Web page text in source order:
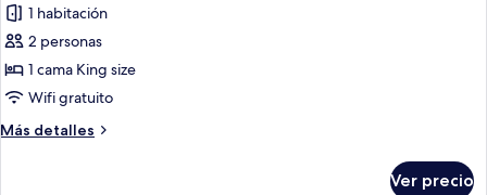
de
Suite
estándar
(Villa
Zumbi)
1 habitación
2 personas
1 cama King size
Wifi gratuito
Más detalles
Más
Ver precio